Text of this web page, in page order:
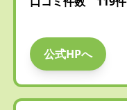
公式HPへ